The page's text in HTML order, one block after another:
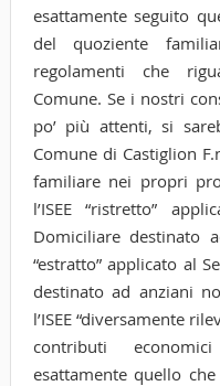
esattamente seguito
del quoziente
regolamenti che
Comune. Se i nostri
po’ più attenti, si
Comune di Castiglion
familiare nei propri
l’ISEE “ristretto”
Domiciliare destinato
“estratto” applicato al
destinato ad anziani
l’ISEE “diversamente
contributi
esattamente quello